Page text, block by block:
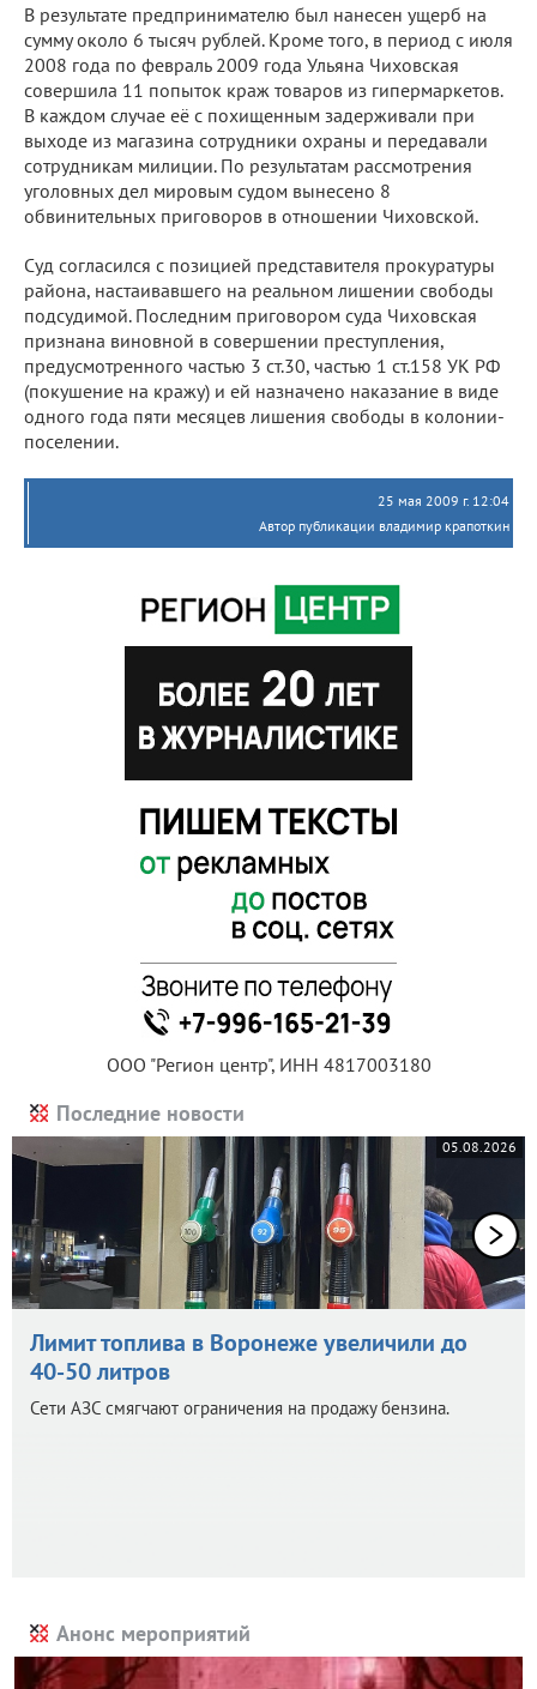
В результате предпринимателю был нанесен ущерб на
сумму около 6 тысяч рублей. Кроме того, в период с июля
2008 года по февраль 2009 года Ульяна Чиховская
совершила 11 попыток краж товаров из гипермаркетов.
В каждом случае её с похищенным задерживали при
выходе из магазина сотрудники охраны и передавали
сотрудникам милиции. По результатам рассмотрения
уголовных дел мировым судом вынесено 8
обвинительных приговоров в отношении Чиховской.
Суд согласился с позицией представителя прокуратуры
района, настаивавшего на реальном лишении свободы
подсудимой. Последним приговором суда Чиховская
признана виновной в совершении преступления,
предусмотренного частью 3 ст.30, частью 1 ст.158 УК РФ
(покушение на кражу) и ей назначено наказание в виде
одного года пяти месяцев лишения свободы в колонии-
поселении.
25 мая 2009 г. 12:04
Автор публикации владимир крапоткин
ООО "Регион центр", ИНН 4817003180
Последние новости
05.08.2026
Лимит топлива в Воронеже увеличили до
40-50 литров
Сети АЗС смягчают ограничения на продажу бензина.
Анонс мероприятий